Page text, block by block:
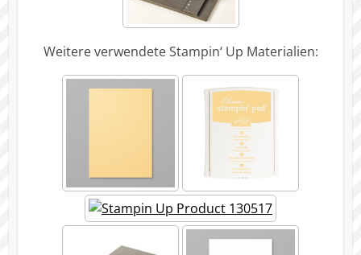
Weitere verwendete Stampin‘ Up Materialien: